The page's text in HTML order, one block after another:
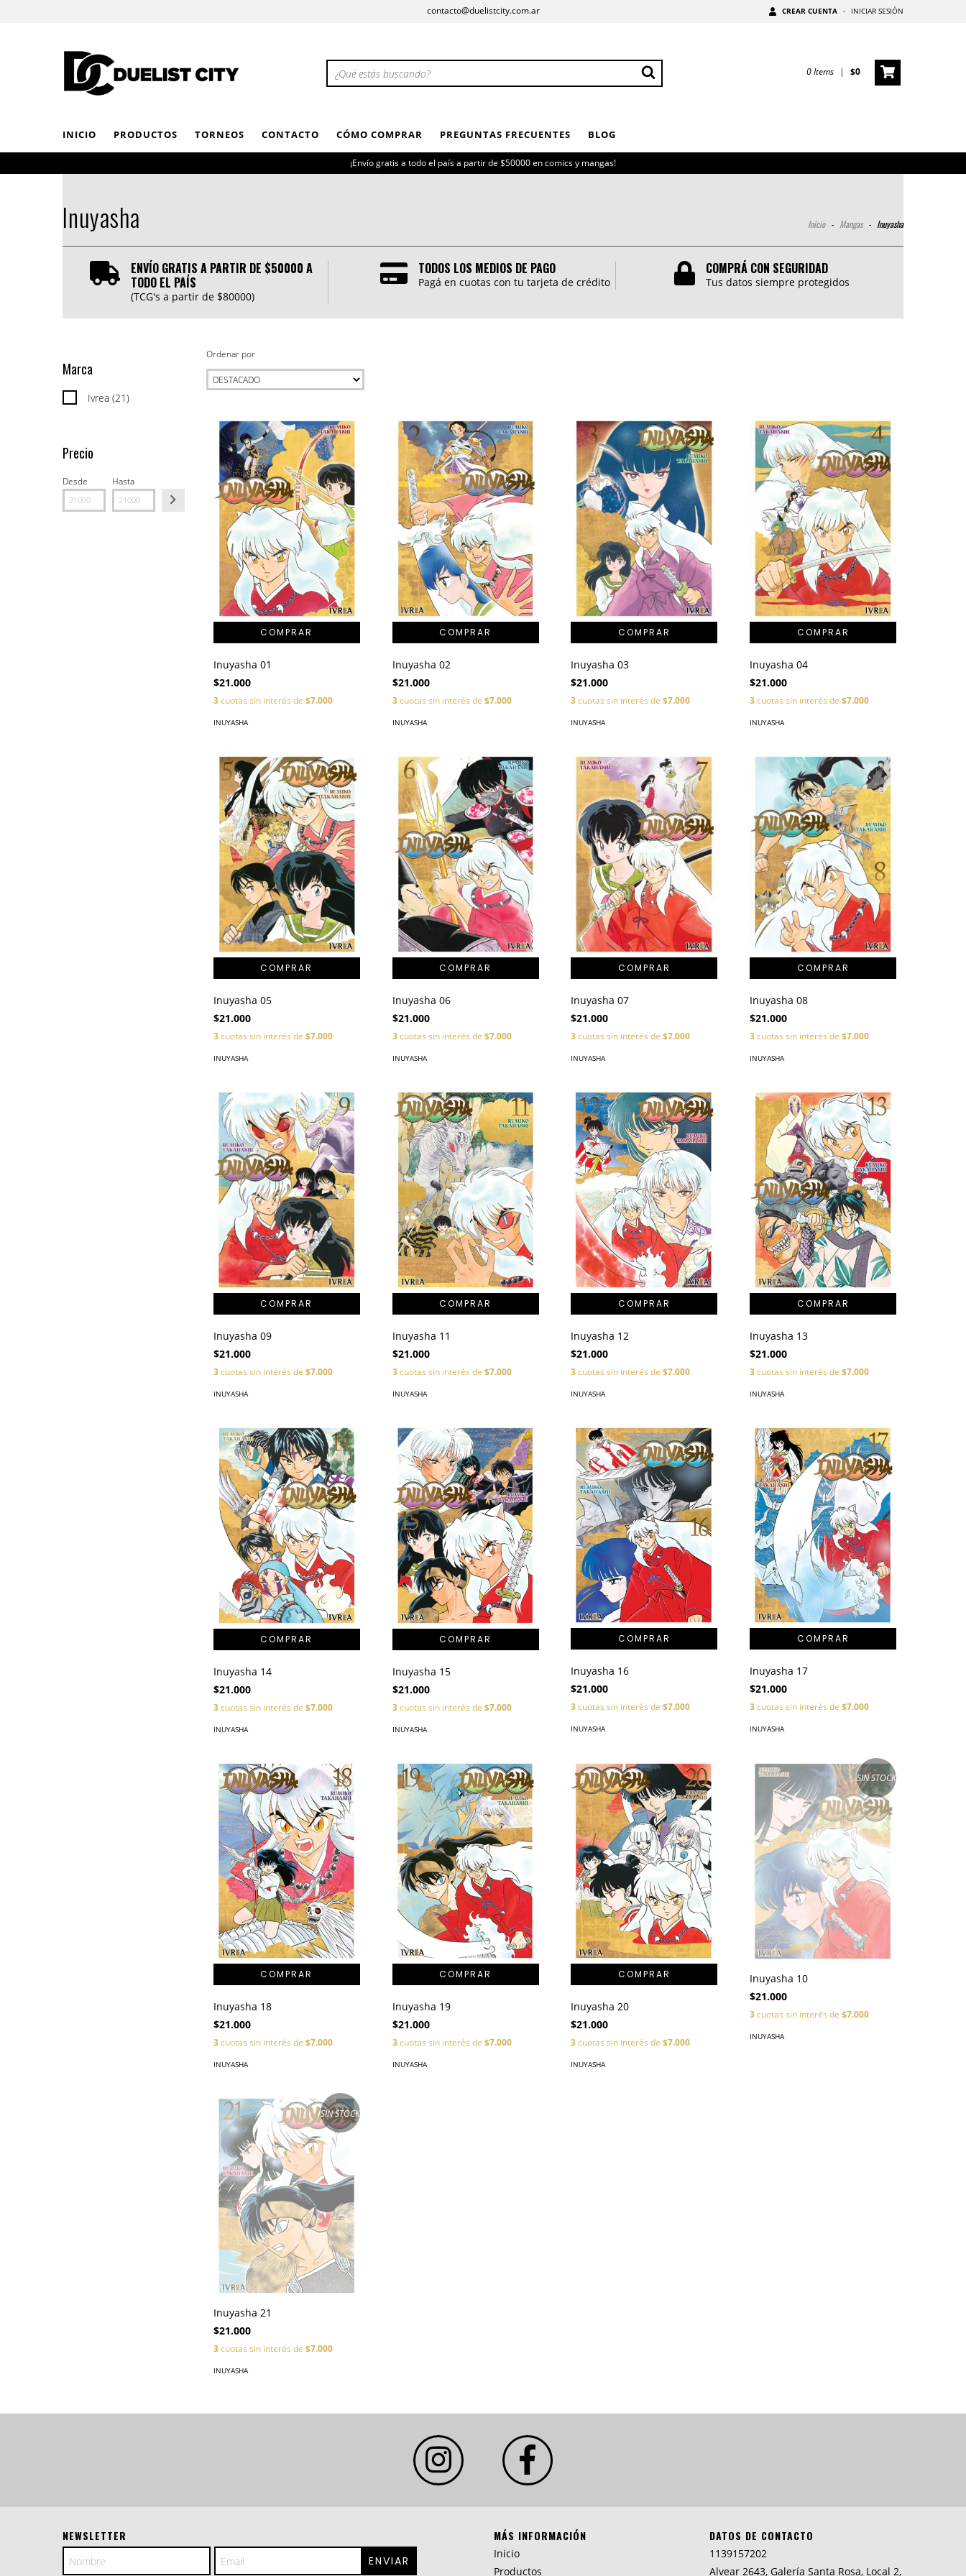
contacto@duelistcity.com.ar CREAR CUENTA - INICIAR SESIÓN
0Items | $0
INICIO PRODUCTOS TORNEOS CONTACTO CÓMO COMPRAR PREGUNTAS FRECUENTES BLOG
¡Envío gratis a todo el país a partir de $50000 en comics y mangas!
Inuyasha Inicio - Mangas - Inuyasha
ENVÍO GRATIS A PARTIR DE $50000 A
TODO EL PAÍS
(TCG's a partir de $80000)
TODOS LOS MEDIOS DE PAGO
Pagá en cuotas con tu tarjeta de crédito
COMPRÁ CON SEGURIDAD
Tus datos siempre protegidos
Marca
Ivrea (21)
Precio
Desde Hasta
Ordenar por
Inuyasha 01
$21.000
3cuotas sin interés de $7.000
INUYASHA
Inuyasha 02
$21.000
3cuotas sin interés de $7.000
INUYASHA
Inuyasha 03
$21.000
3cuotas sin interés de$7.000
INUYASHA
Inuyasha 04
$21.000
3cuotas sin interés de$7.000
INUYASHA
Inuyasha 05
$21.000
3cuotas sin interés de $7.000
INUYASHA
Inuyasha 06
$21.000
3cuotas sin interés de $7.000
INUYASHA
Inuyasha 07
$21.000
3cuotas sin interés de$7.000
INUYASHA
Inuyasha 08
$21.000
3cuotas sin interés de$7.000
INUYASHA
Inuyasha 09
$21.000
3cuotas sin interés de $7.000
INUYASHA
Inuyasha 11
$21.000
3cuotas sin interés de $7.000
INUYASHA
Inuyasha 12
$21.000
3cuotas sin interés de$7.000
INUYASHA
Inuyasha 13
$21.000
3cuotas sin interés de$7.000
INUYASHA
Inuyasha 14
$21.000
3cuotas sin interés de $7.000
INUYASHA
Inuyasha 15
$21.000
3cuotas sin interés de $7.000
INUYASHA
Inuyasha 16
$21.000
3cuotas sin interés de$7.000
INUYASHA
Inuyasha 17
$21.000
3cuotas sin interés de$7.000
INUYASHA
Inuyasha 18
$21.000
3cuotas sin interés de $7.000
INUYASHA
Inuyasha 19
$21.000
3cuotas sin interés de $7.000
INUYASHA
Inuyasha 20
$21.000
3cuotas sin interés de$7.000
INUYASHA
SIN STOCK
Inuyasha 10
$21.000
3cuotas sin interés de$7.000
INUYASHA
SIN STOCK
Inuyasha 21
$21.000
3cuotas sin interés de $7.000
INUYASHA
NEWSLETTER MÁS INFORMACIÓN
Inicio
Productos
DATOS DE CONTACTO
1139157202
Alvear 2643, Galería Santa Rosa, Local 2,